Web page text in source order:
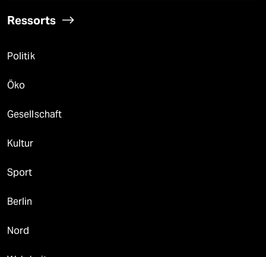
Ressorts
Politik
Öko
Gesellschaft
Kultur
Sport
Berlin
Nord